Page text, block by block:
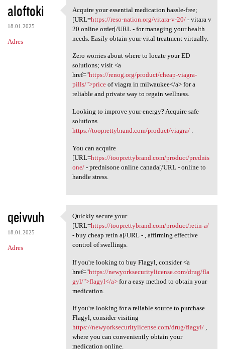
aloftoki
18.01.2025
Adres
Acquire your essential
Acquire your essential medication hassle-free;
[URL=https://reso-nation.org/vitara-v-20/- vitara v
20 online order[/URL - for managing your health
needs. Easily obtain your vital treatment virtually.
Zero worries about where to locate your ED
solutions; visit <a
href="https://renog.org/product/cheap-viagra-
pills/">priceof viagra in milwaukee</a> for a
reliable and private way to regain wellness.
Looking to improve your energy? Acquire safe
solutions
https://tooprettybrand.com/product/viagra/.
You can acquire
[URL=https://tooprettybrand.com/product/prednis
one/- prednisone online canada[/URL - online to
handle stress.
qeivvuh
18.01.2025
Adres
Quickly secure your [URL
Quickly secure your
[URL=https://tooprettybrand.com/product/retin-a/
- buy cheap retin a[/URL - , affirming effective
control of swellings.
If you're looking to buy Flagyl, consider <a
href="https://newyorksecuritylicense.com/drug/fla
gyl/">flagyl</a>for a easy method to obtain your
medication.
If you're looking for a reliable source to purchase
Flagyl, consider visiting
https://newyorksecuritylicense.com/drug/flagyl/,
where you can conveniently obtain your
medication online.